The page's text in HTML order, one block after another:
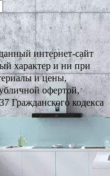
интернет-сайт
характер и ни при
и цены,
офертой,
Гражданского кодекса